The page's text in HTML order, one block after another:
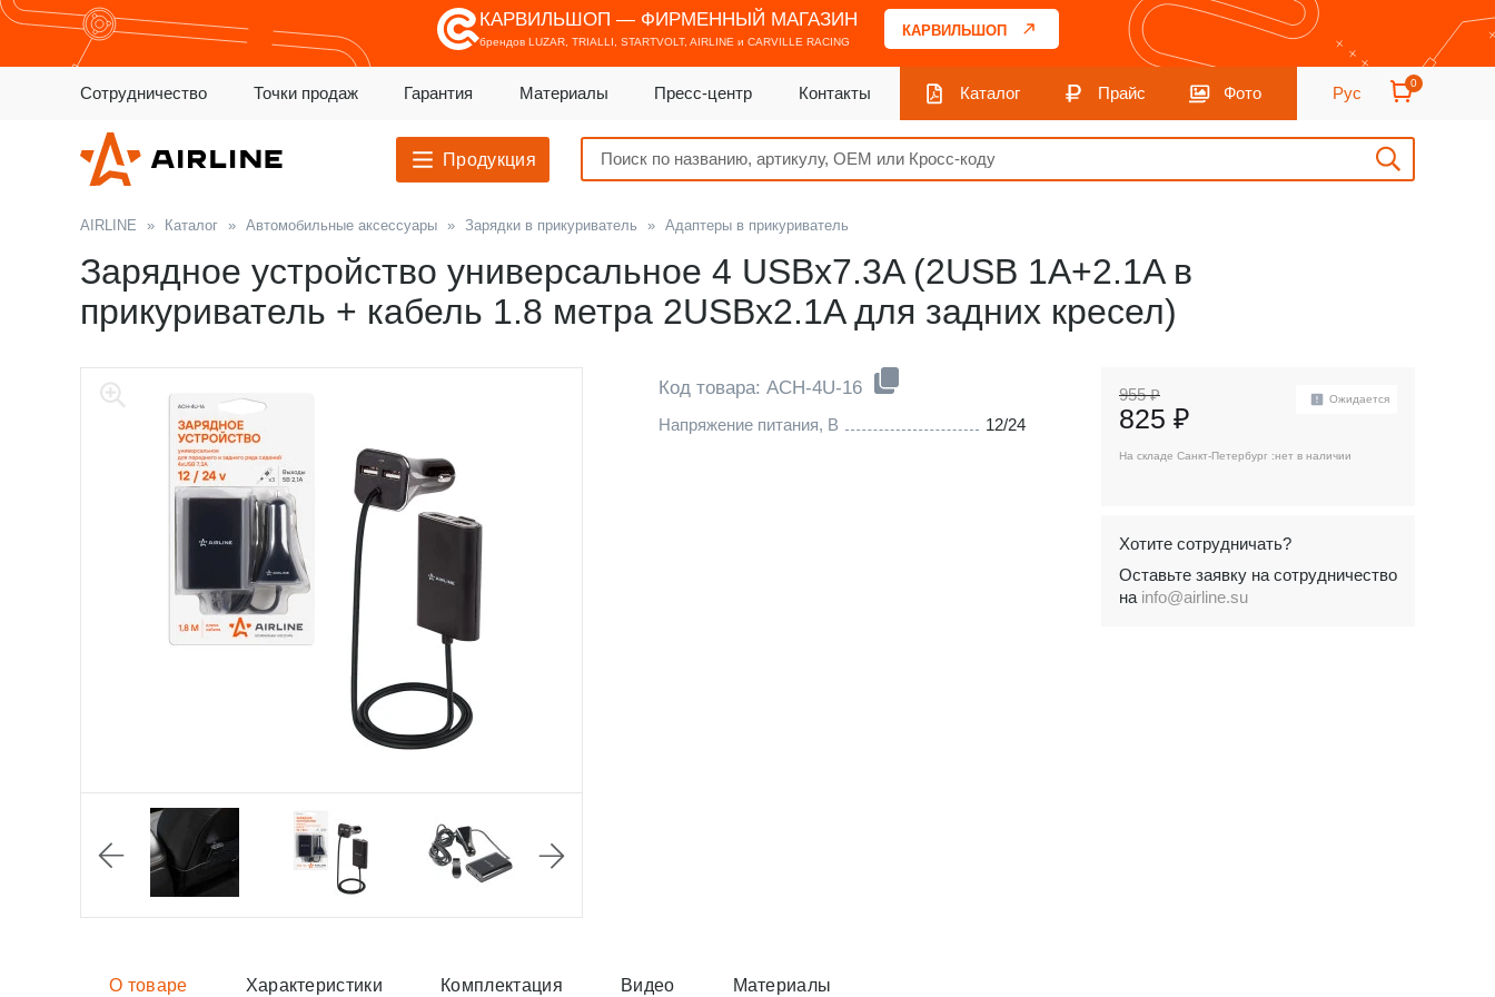
КАРВИЛЬШОП — ФИРМЕННЫЙ МАГАЗИН
брендов LUZAR, TRIALLI, STARTVOLT, AIRLINE и CARVILLE RACING
КАРВИЛЬШОП
Сотрудничество Точки продаж Гарантия Материалы Пресс-центр Контакты Каталог Прайс Фото Рус
0
Продукция
AIRLINE » Каталог » Автомобильные аксессуары » Зарядки в прикуриватель » Адаптеры в прикуриватель
Зарядное устройство универсальное 4 USBx7.3A (2USB 1A+2.1A в
прикуриватель + кабель 1.8 метра 2USBx2.1A для задних кресел)
Код товара: ACH-4U-16
Напряжение питания, В 12/24
955 ₽
825 ₽
Ожидается
На складе Санкт-Петербург :нет в наличии
Хотите сотрудничать?
Оставьте заявку на сотрудничество
на info@airline.su
О товаре Характеристики Комплектация Видео Материалы